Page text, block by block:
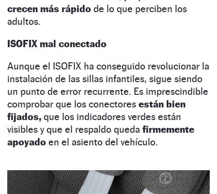
crecen más rápido de lo que perciben los
adultos.
ISOFIX mal conectado
Aunque el ISOFIX ha conseguido revolucionar la
instalación de las sillas infantiles, sigue siendo
un punto de error recurrente. Es imprescindible
comprobar que los conectores están bien
fijados, que los indicadores verdes están
visibles y que el respaldo queda firmemente
apoyado en el asiento del vehículo.